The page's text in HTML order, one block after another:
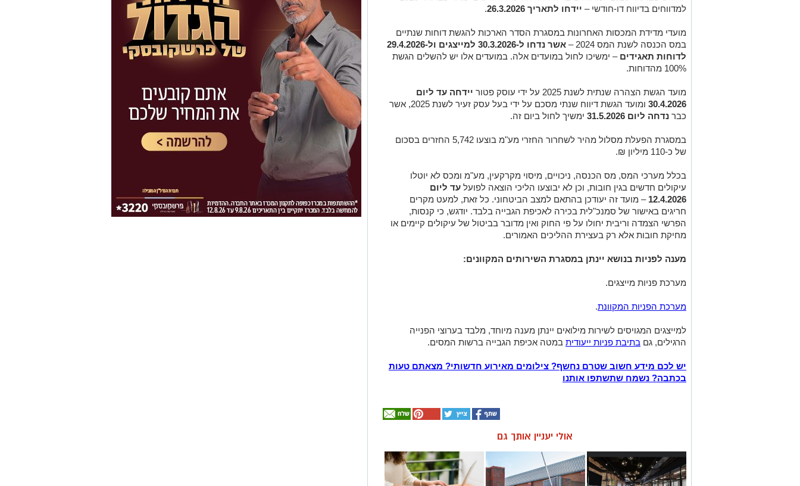
למדווחים בדיווח דו-חודשי – יידחו לתאריך 26.3.2026 .
מועדי מדידת המכסות האחרונות במסגרת הסדר הארכות להגשת דוחות שנתיים
במס הכנסה לשנת המס 2024 –
אשר נדחו ל-30.3.2026 למייצגים ול-29.4.2026
לדוחות תאגידים – ימשיכו לחול במועדים אלה. במועדים אלו יש להשלים הגשת
100% מהדוחות.
מועד הגשת הצהרה שנתית לשנת 2025 על ידי עוסק פטור
יידחה עד ליום
30.4.2026
ומועד הגשת דיווח שנתי מסכם על ידי בעל עסק זעיר לשנת 2025, אשר
כבר נדחה ליום 31.5.2026 ימשיך לחול ביום זה.
במסגרת הפעלת מסלול מהיר לשחרור החזרי מע"מ בוצעו 5,742 החזרים בסכום
של כ-110 מיליון ₪.
בכלל מערכי המס, מס הכנסה, ניכויים, מיסוי מקרקעין, מע"מ ומכס לא יוטלו
עיקולים חדשים בגין חובות, וכן לא יבוצעו הליכי הוצאה לפועל עד ליום
12.4.2026 – מועד זה יעודכן בהתאם למצב הביטחוני. כל זאת, למעט מקרים
חריגים באישור של סמנכ"לית בכירה לאכיפת הגבייה בלבד. יודגש, כי קנסות,
הפרשי הצמדה וריבית יחולו על פי החוק ואין מדובר בביטול של עיקולים קיימים או
מחיקת חובות אלא רק בעצירת ההליכים האמורים.
מענה לפניות בנושא יינתן במסגרת השירותים המקוונים:
מערכת פניות מייצגים.
מערכת הפניות המקוונת.
למייצגים המגויסים לשירות מילואים יינתן מענה מיוחד, מלבד בערוצי הפנייה
הרגילים, גם בתיבת פניות ייעודית במטה אכיפת הגבייה ברשות המסים.
יש לכם מידע חשוב שטרם נחשף? צילומים מאירוע חדשותי? מצאתם טעות
בכתבה? נשמח שתשתפו אותנו
אולי יעניין אותך גם